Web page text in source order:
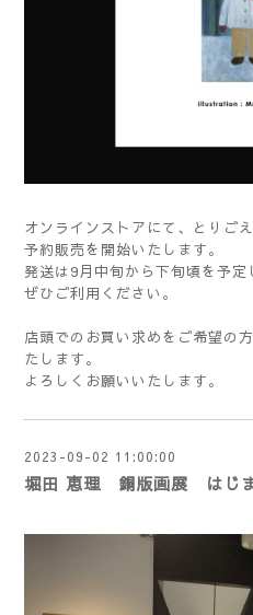
オンラインストア にて、とりご
予約販売を開始いたします。
発送は9月中旬から下旬頃を予定
ぜひご利用ください。
店頭でのお買い求めをご希望の
たします。
よろしくお願いいたします。
2023-09-02 11:00:00
堀田 恵理 銅版画展 はじ